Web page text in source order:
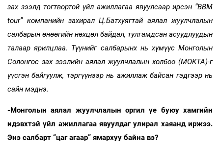
зах зээлд тогтвортой үйл ажиллагаа явуулсаар ирсэн “BBM
tour” компанийн захирал Ц.Батхуягтай аялал жуулчлалын
салбарын өнөөгийн нөхцөл байдал, тулгамдсан асуудлуудын
талаар ярилцлаа. Түүнийг салбарынх нь хүмүүс Монголын
Солонгос зах зээлийн аялал жуулчлалын холбоо (МОКТА)-г
үүсгэн байгуулж, тэргүүнээр нь ажиллаж байсан гэдгээр нь
сайн мэднэ.
-Монголын аялал жуулчлалын оргил үе буюу хамгийн
идэвхтэй үйл ажиллагаа явуулдаг улирал хаяанд иржээ.
Энэ салбарт “цаг агаар” ямархуу байна вэ?